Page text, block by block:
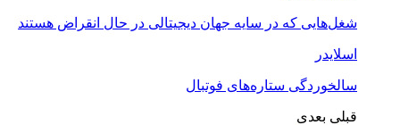
شغل‌‌هایی که در سایه جهان دیجیتالی در حال انقراض هستند
اسلایدر
سالخوردگی ستاره‌های فوتبال
قبلی بعدی